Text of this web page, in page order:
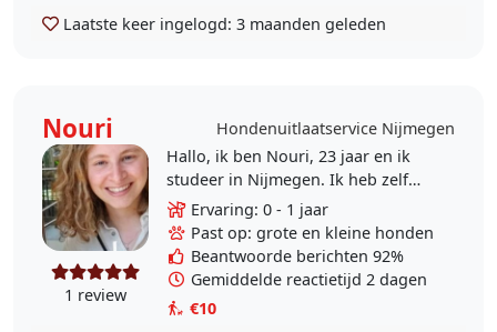
Laatste keer ingelogd: 3 maanden geleden
Nouri Hondenuitlaatservice Nijmegen
1 review
Hallo, ik ben Nouri, 23 jaar en ik
studeer in Nijmegen. Ik heb zelf
geen hond, maar zou er graag een
willen. Graag help ik mensen bij het
uitlaten..
Ervaring: 0 - 1 jaar
Past op: grote en kleine honden
Beantwoorde berichten 92%
Gemiddelde reactietijd 2 dagen
€10